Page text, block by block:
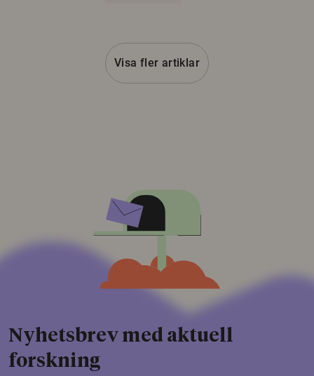
Visa fler artiklar
Nyhetsbrev med aktuell
forskning